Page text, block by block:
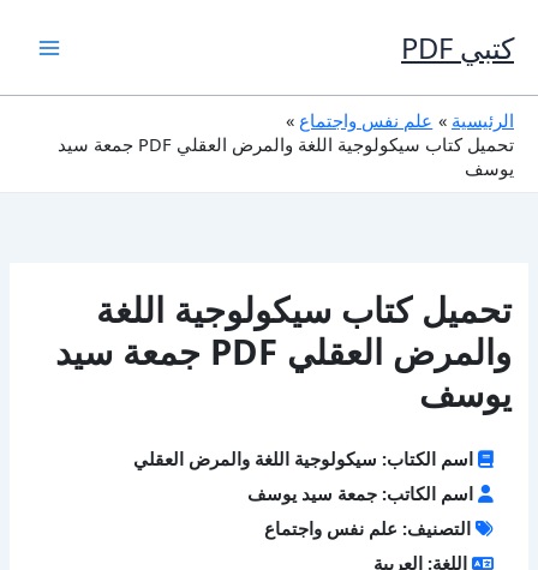
إلى
المحتوى
كتبي PDF
الرئيسية
علم نفس واجتماع
تحميل كتاب سيكولوجية اللغة والمرض العقلي PDF جمعة سيد
يوسف
تحميل كتاب سيكولوجية اللغة
والمرض العقلي PDF جمعة سيد
يوسف
اسم الكتاب: سيكولوجية اللغة والمرض العقلي
اسم الكاتب: جمعة سيد يوسف
التصنيف: علم نفس واجتماع
اللغة: العربية